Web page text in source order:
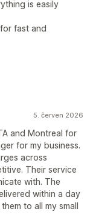
is easily
fast and
5. červen 2026
and Montreal for
for my business.
across
Their service
with. The
within a day
to all my small